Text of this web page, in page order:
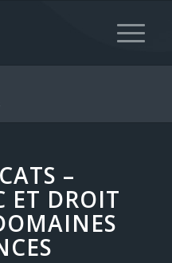
–
ET DROIT